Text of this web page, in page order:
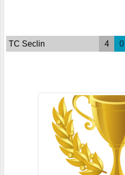
TC Seclin 4 0